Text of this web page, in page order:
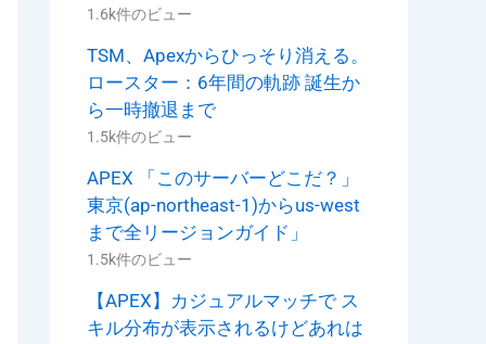
1.6k件のビュー
TSM、Apexからひっそり消える。
ロースター：6年間の軌跡 誕生か
ら一時撤退まで
1.5k件のビュー
APEX 「このサーバーどこだ？」
東京(ap-northeast-1)からus-west
まで全リージョンガイド」
1.5k件のビュー
【APEX】カジュアルマッチで ス
キル分布が表示されるけどあれは